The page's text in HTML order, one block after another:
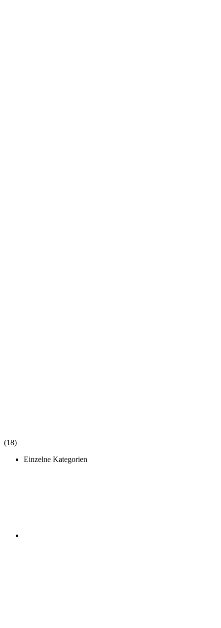
(18)
Einzelne Kategorien